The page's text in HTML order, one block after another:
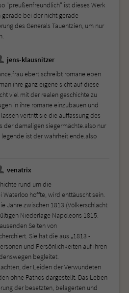
"preußenfreundlich" ist dieses Werk
bei der nicht gerade
des Generals Tauentzien, um nur
jens-klausnitzer
ebert schreibt romane.eben
ihre ganz eigene sicht auf diese
viel mit der realen geschichte zu
in ihre romane einzubauen und
vertritt sie die auffassung des
der damaligen siegermächte.also nur
ist der wahrheit ende.also
venatrix
rund um die
Waterloo hoffte, wird enttäuscht sein.
Jahre zwischen 1813 (Völkerschlacht
Niederlage Napoleons 1815.
Seiten von
Sie hat die aus „1813 -
und Persönlichkeiten auf ihren
begleitet.
der Leiden der Verwundeten
ohne Pathos dargestellt. Das Leben
der besetzten, belagerten und